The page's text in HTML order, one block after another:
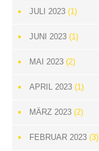
JULI 2023 (1)
JUNI 2023 (1)
MAI 2023 (2)
APRIL 2023 (1)
MÄRZ 2023 (2)
FEBRUAR 2023 (3)